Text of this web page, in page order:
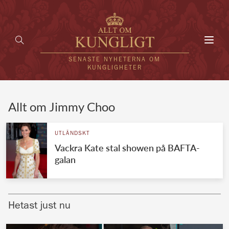
SENASTE NYHETERNA OM
KUNGLIGHETER
UTLÄNDSKT
VÄRLDENS KUNGAHUS
Brittiska kungahuset
Allt om Jimmy Choo
UTLÄNDSKT
Vackra Kate stal showen på BAFTA-
galan
Hetast just nu